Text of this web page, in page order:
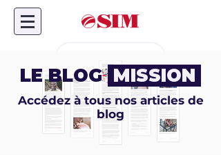
LE BLOG MISSION
Accédez à tous nos articles de
blog